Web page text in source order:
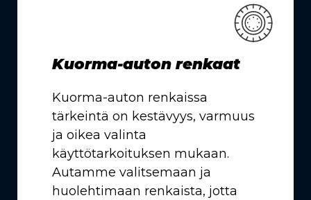
Kuorma-auton renkaat
Kuorma-auton renkaissa
tärkeintä on kestävyys, varmuus
ja oikea valinta
käyttötarkoituksen mukaan.
Autamme valitsemaan ja
huolehtimaan renkaista, jotta